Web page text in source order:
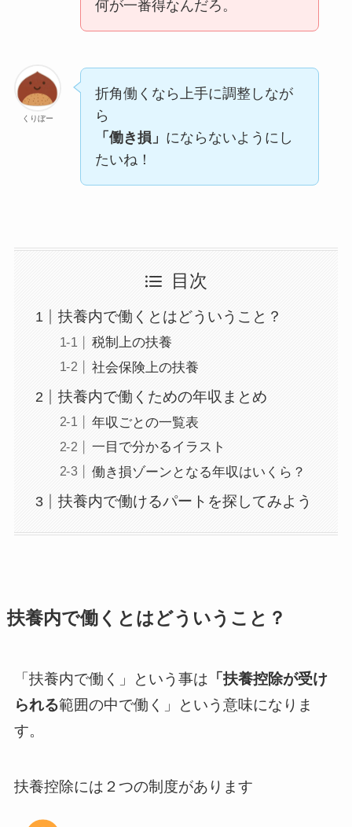
何が一番得なんだろ。
くりぼー
折角働くなら上手に調整しなが
ら
「働き損」 にならないようにし
たいね！
目次
扶養内で働くとはどういうこと？
税制上の扶養
社会保険上の扶養
扶養内で働くための年収まとめ
年収ごとの一覧表
一目で分かるイラスト
働き損ゾーンとなる年収はいくら？
扶養内で働けるパートを探してみよう
扶養内で働くとはどういうこと？
「扶養内で働く」という事は 「扶養控除が受け
られる範囲の中で働く」という意味になりま
す。
扶養控除には２つの制度があります